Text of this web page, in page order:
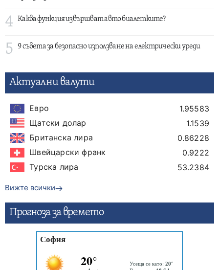
4 Каква функция извършват авто биалетките?
5 9 съвета за безопасно използване на електрически уреди
Актуални валути
Евро
1.95583
Щатски долар
1.1539
Британска лира
0.86228
Швейцарски франк
0.9222
Турска лира
53.2384
Вижте всички
Прогнозa за времето